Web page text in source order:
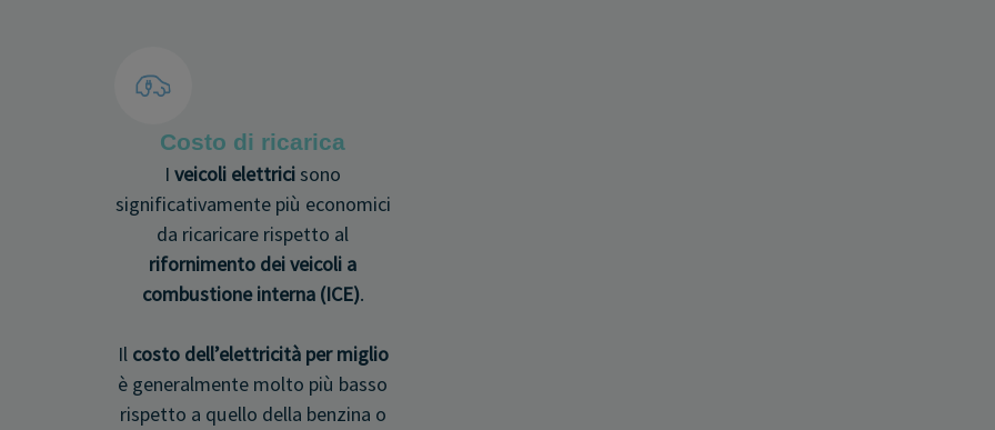
Costo di ricarica
Iveicoli elettricisono
significativamente più economici
da ricaricare rispetto al
rifornimento dei veicoli a
combustione interna (ICE).
Il costo dell’elettricità per miglio
è generalmente molto più basso
rispetto a quello della benzina o